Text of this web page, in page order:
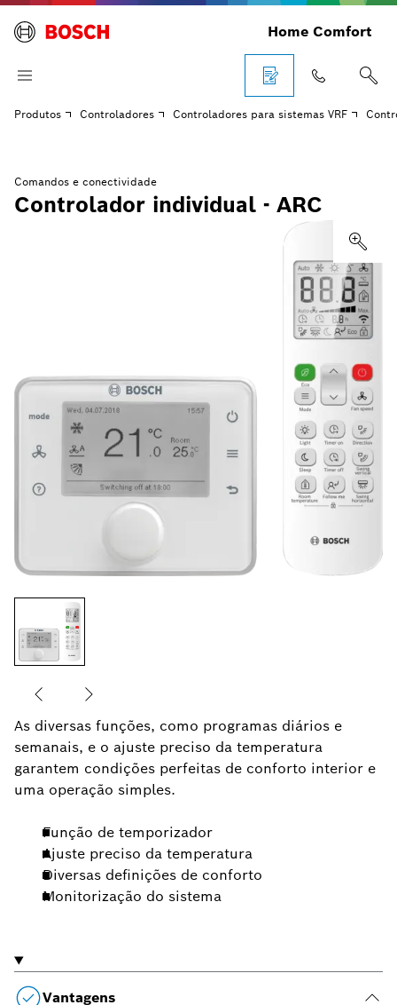
Home Comfort
Produtos Controladores Controladores para sistemas VRF
Comandos e conectividade
Controlador individual - ARC
As diversas funções, como programas diários e
semanais, e o ajuste preciso da temperatura
garantem condições perfeitas de conforto interior e
uma operação simples.
Função de temporizador
Ajuste preciso da temperatura
Diversas definições de conforto
Monitorização do sistema
Vantagens